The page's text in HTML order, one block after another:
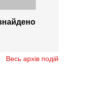
Весь архів подій